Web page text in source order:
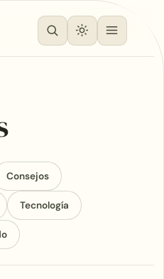
Consejos
Tecnología